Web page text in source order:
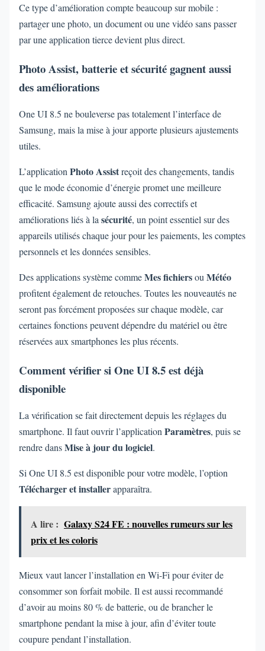
Ce type d’amélioration compte beaucoup sur mobile :
partager une photo, un document ou une vidéo sans passer
par une application tierce devient plus direct.
Photo Assist, batterie et sécurité gagnent aussi
des améliorations
One UI 8.5 ne bouleverse pas totalement l’interface de
Samsung, mais la mise à jour apporte plusieurs ajustements
utiles.
L’application Photo Assistreçoit des changements, tandis
que le mode économie d’énergie promet une meilleure
efficacité. Samsung ajoute aussi des correctifs et
améliorations liés à la sécurité, un point essentiel sur des
appareils utilisés chaque jour pour les paiements, les comptes
personnels et les données sensibles.
Des applications système commeMes fichiersou Météo
profitent également de retouches. Toutes les nouveautés ne
seront pas forcément proposées sur chaque modèle, car
certaines fonctions peuvent dépendre du matériel ou être
réservées aux smartphones les plus récents.
Comment vérifier si One UI 8.5 est déjà
disponible
La vérification se fait directement depuis les réglages du
smartphone. Il faut ouvrir l’application Paramètres, puis se
rendre dansMise à jour du logiciel.
Si One UI 8.5 est disponible pour votre modèle, l’option
Télécharger et installerapparaîtra.
A lire : Galaxy S24 FE : nouvelles rumeurs sur les
prix et les coloris
Mieux vaut lancer l’installation en Wi-Fi pour éviter de
consommer son forfait mobile. Il est aussi recommandé
d’avoir au moins 80 % de batterie, ou de brancher le
smartphone pendant la mise à jour, afin d’éviter toute
coupure pendant l’installation.